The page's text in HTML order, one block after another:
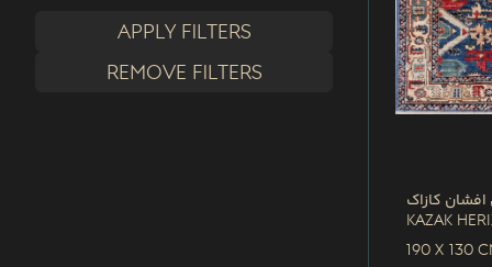
Apply filters
Remove filters
کازاک
Kazak
190 x 130